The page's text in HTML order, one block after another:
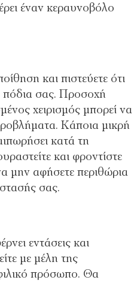
έναν κεραυνοβόλο
και πιστεύετε ότι
πόδια σας. Προσοχή
χειρισμός μπορεί να
Κάποια μικρή
κατά τη
και φροντίστε
μην αφήσετε περιθώρια
σας.
εντάσεις και
με μέλη της
φιλικό πρόσωπο. Θα